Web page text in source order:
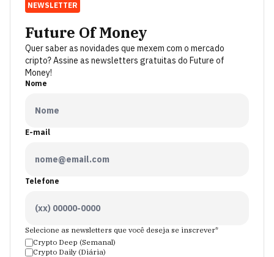
NEWSLETTER
Future Of Money
Quer saber as novidades que mexem com o mercado
cripto? Assine as newsletters gratuitas do Future of
Money!
Nome
E-mail
Telefone
Selecione as newsletters que você deseja se inscrever*
Crypto Deep (Semanal)
Crypto Daily (Diária)